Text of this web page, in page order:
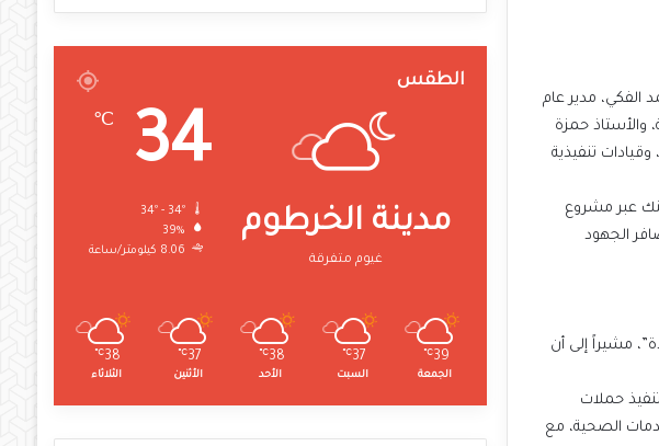
الفكي، مدير عام
والأستاذ حمزة
وقيادات تنفيذية
عبر مشروع
الجهود
مشيراً إلى أن
حملات
الخدمات الصحية، مع
الطقس
مدينة الخرطوم
غيوم متفرقة
34
℃
39%
8.06 كيلومتر/ساعة
39
℃
الجمعة
37
℃
السبت
38
℃
الأحد
37
℃
الأثنين
38
℃
الثلاثاء